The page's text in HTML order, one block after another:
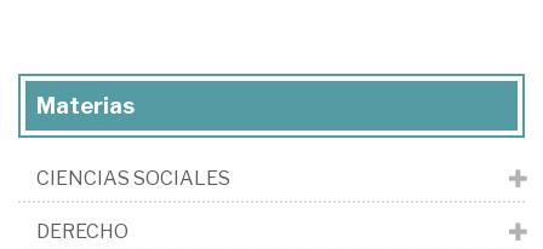
Materias
CIENCIAS SOCIALES
DERECHO